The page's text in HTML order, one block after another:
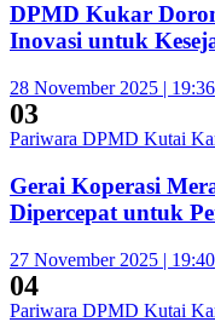
DPMD Kukar
Inovasi untuk
28 November 2025 | 19:36
03
Pariwara DPMD Kutai
Gerai Koperasi
Dipercepat untuk
27 November 2025 | 19:40
04
Pariwara DPMD Kutai